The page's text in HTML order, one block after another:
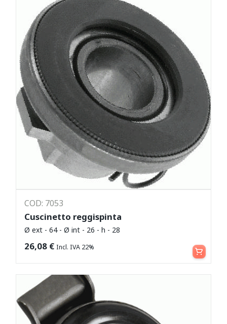
COD: 7053
Cuscinetto reggispinta
Ø ext - 64 - Ø int - 26 - h - 28
26,08 € Incl. IVA 22% Leggi tutto